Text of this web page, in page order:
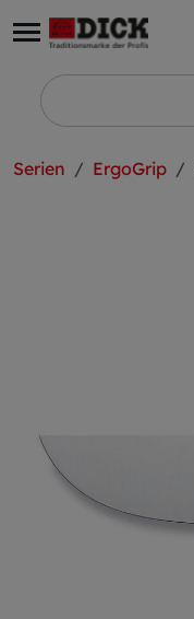
Serien ErgoGrip